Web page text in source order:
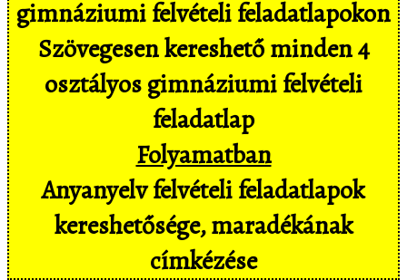
gimnáziumi felvételi feladatlapokon
Szövegesen kereshető minden 4
osztályos gimnáziumi felvételi
feladatlap
Folyamatban
Anyanyelv felvételi feladatlapok
kereshetősége, maradékának
címkézése